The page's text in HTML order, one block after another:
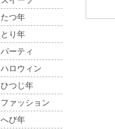
たつ年
とり年
パーティ
ハロウィン
ひつじ年
ファッション
へび年